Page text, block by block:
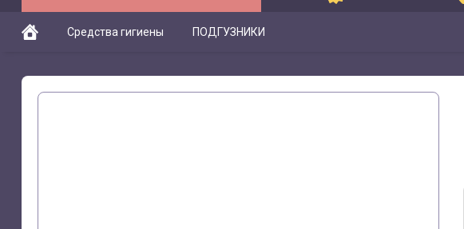
Средства гигиены ПОДГУЗНИКИ